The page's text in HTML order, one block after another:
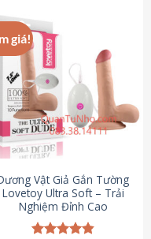
giá!
Vật Giả Gắn Tường
Lovetoy Ultra Soft – Trải
Nghiệm Đỉnh Cao